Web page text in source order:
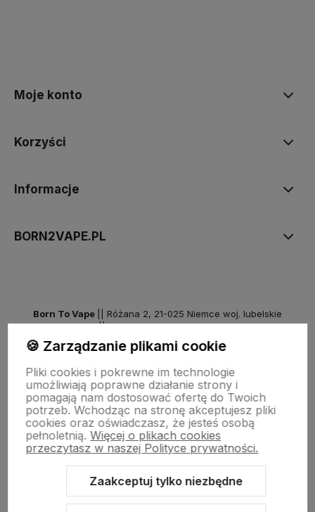
Moje konto
Korzyści
Informacje
BORN2VAPE.PL
Born To Vape
|| Różana 2, 21-025 Niemce woj. lubelskie
NIP: 7141861133 || E:kontakt@born2vape.plT:665 744 477
Sklep internetowy Shoper Premium
Szablon Shoper Modern 3.0™
🍪 Zarządzanie plikami cookie
Pliki cookies i pokrewne im technologie
umożliwiają poprawne działanie strony i
pomagają nam dostosować ofertę do Twoich
potrzeb. Wchodząc na stronę akceptujesz pliki
cookies oraz oświadczasz, że jesteś osobą
pełnoletnią. Więcej o plikach cookies
przeczytasz w naszej Polityce prywatności.
Zaakceptuj tylko niezbędne